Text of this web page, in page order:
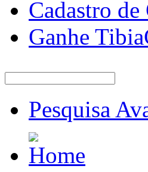
Cadastro
Ganhe
Pesquisa